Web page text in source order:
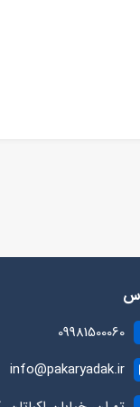
09981500060
info@pakaryadak.ir